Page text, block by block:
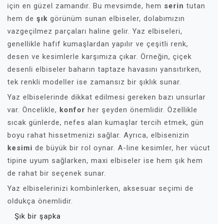
için en güzel zamandır. Bu mevsimde, hem serin tutan
hem de şık görünüm sunan elbiseler, dolabımızın
vazgeçilmez parçaları haline gelir. Yaz elbiseleri,
genellikle hafif kumaşlardan yapılır ve çeşitli renk,
desen ve kesimlerle karşımıza çıkar. Örneğin, çiçek
desenli elbiseler baharın taptaze havasını yansıtırken,
tek renkli modeller ise zamansız bir şıklık sunar.
Yaz elbiselerinde dikkat edilmesi gereken bazı unsurlar
var. Öncelikle, konfor her şeyden önemlidir. Özellikle
sıcak günlerde, nefes alan kumaşlar tercih etmek, gün
boyu rahat hissetmenizi sağlar. Ayrıca, elbisenizin
kesimi de büyük bir rol oynar. A-line kesimler, her vücut
tipine uyum sağlarken, maxi elbiseler ise hem şık hem
de rahat bir seçenek sunar.
Yaz elbiselerinizi kombinlerken, aksesuar seçimi de
oldukça önemlidir.
Şık bir şapka